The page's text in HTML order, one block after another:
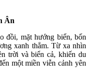
Ân
đồi, mặt hướng biển, bốn
xanh thẳm. Từ xa nhìn
trời và biển cả, khiến du
một miền viễn cảnh yên